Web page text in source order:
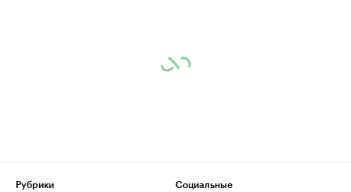
Рубрики
Социальные